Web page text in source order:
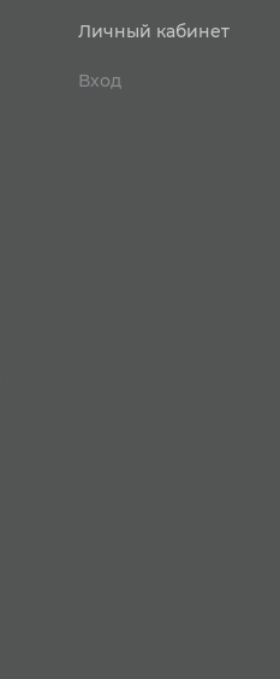
Личный кабинет
Вход